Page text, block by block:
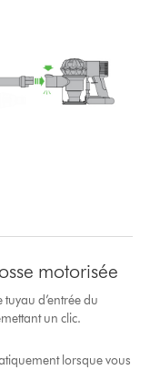
motorisée
d’entrée du
un clic.
lorsque vous